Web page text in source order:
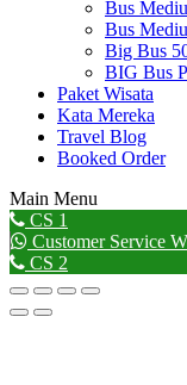
Bus
Bus
Big Bus
BIG Bus
Paket Wisata
Kata Mereka
Travel Blog
Booked Order
Main Menu
Go
to
Top
CS 1
Customer Service
CS 2